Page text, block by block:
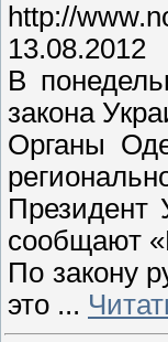
http://
13.08.2012
В
закона
Органы
Президент
сообщают
По закону
это ...